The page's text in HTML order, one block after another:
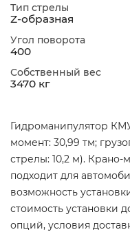
Тип стрелы
Z-образная
Угол поворота
400
Собственный вес
3470 кг
Гидроманипулятор
момент: 30,99 тм;
стрелы: 10,2 м). Крано-
подходит для
возможность
стоимость установки
опций, условия